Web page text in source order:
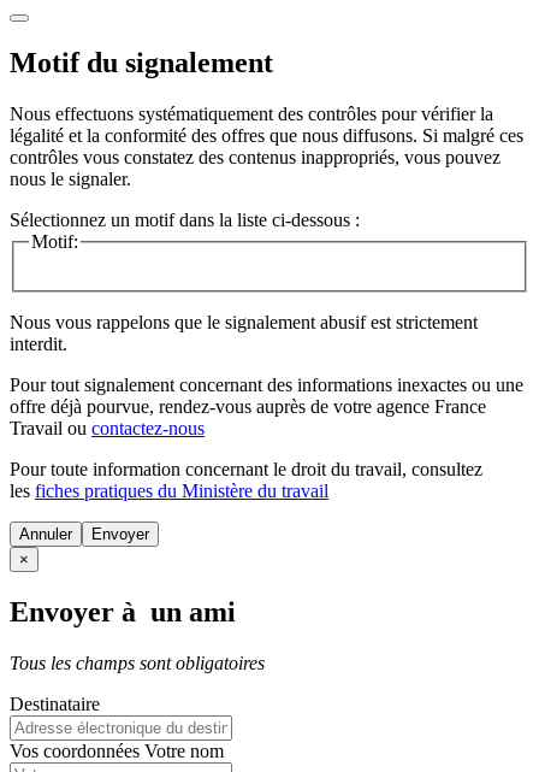
Motif du signalement
Nous effectuons systématiquement des contrôles pour vérifier la
légalité et la conformité des offres que nous diffusons. Si malgré ces
contrôles vous constatez des contenus inappropriés, vous pouvez
nous le signaler.
Sélectionnez un motif dans la liste ci-dessous :
Motif:
Nous vous rappelons que le signalement abusif est strictement
interdit.
Pour tout signalement concernant des informations inexactes ou une
offre déjà pourvue, rendez-vous auprès de votre agence France
Travail ou contactez-nous
Pour toute information concernant le droit du travail, consultez
les fiches pratiques du Ministère du travail
Annuler
×
Envoyer à un ami
Tous les champs sont obligatoires
Destinataire
Vos coordonnées Votre nom